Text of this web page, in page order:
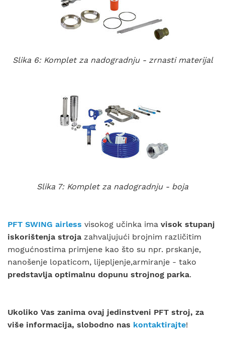
Slika 6: Komplet za nadogradnju - zrnasti materijal
Slika 7: Komplet za nadogradnju - boja
PFT SWING airless visokog učinka ima visok stupanj
iskorištenja stroja zahvaljujući brojnim različitim
mogućnostima primjene kao što su npr. prskanje,
nanošenje lopaticom, lijepljenje,armiranje - tako
predstavlja optimalnu dopunu strojnog parka.
Ukoliko Vas zanima ovaj jedinstveni PFT stroj, za
više informacija, slobodno nas kontaktirajte!